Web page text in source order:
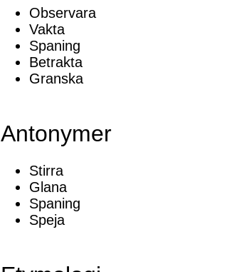
Observara
Vakta
Spaning
Betrakta
Granska
Antonymer
Stirra
Glana
Spaning
Speja